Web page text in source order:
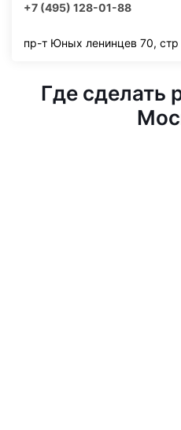
+7 (495) 128-01-88
пр-т Юных ленинцев 70, стр
Где сделать